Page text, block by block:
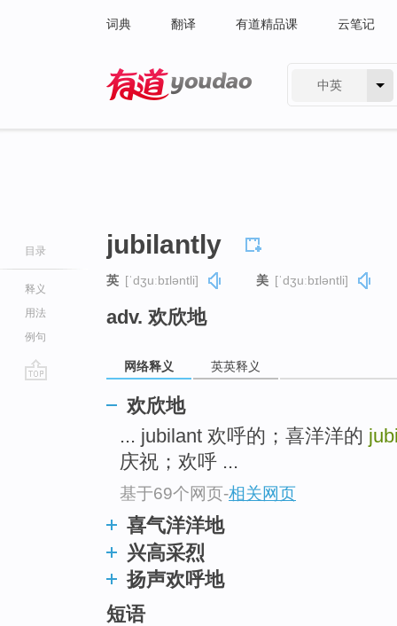
词典 翻译 有道精品课 云笔记
中英
目录
释义
用法
例句
jubilantly
英 [ˈdʒuːbɪləntli] 美 [ˈdʒuːbɪləntli]
adv. 欢欣地
网络释义 英英释义
欢欣地
... jubilant 欢呼的；喜洋洋的
庆祝；欢呼 ...
基于69个网页-相关网页
喜气洋洋地
兴高采烈
扬声欢呼地
短语